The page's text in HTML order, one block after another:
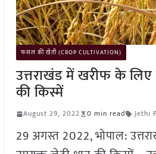
फसल की खेती (CROP CULTIVATION)
उत्तराखंड में खरीफ के
की किस्में
August 29, 2022 0 min read Jethi
29 अगस्त 2022, भोपाल: